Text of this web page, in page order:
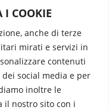
I COOKIE
anche di terze
mirati e servizi in
contenuti
social media e per
inoltre le
il nostro sito con i